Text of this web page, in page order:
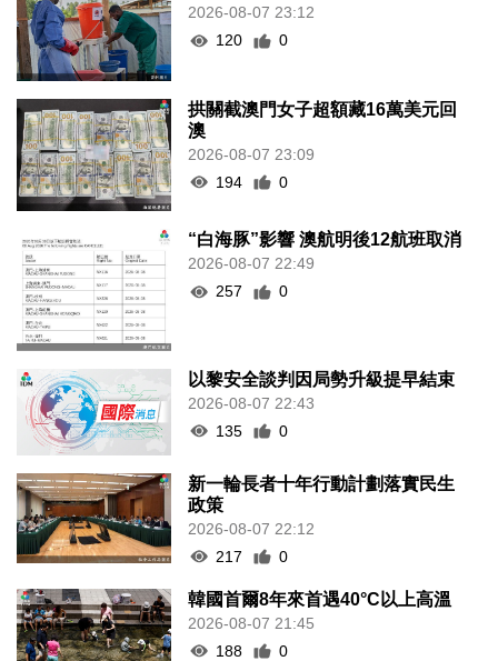
2026-08-07 23:12
120
0
拱關截澳門女子超額藏16萬美元回
澳
2026-08-07 23:09
194
0
“白海豚”影響 澳航明後12航班取消
2026-08-07 22:49
257
0
以黎安全談判因局勢升級提早結束
2026-08-07 22:43
135
0
新一輪長者十年行動計劃落實民生
政策
2026-08-07 22:12
217
0
韓國首爾8年來首遇40°C以上高溫
2026-08-07 21:45
188
0